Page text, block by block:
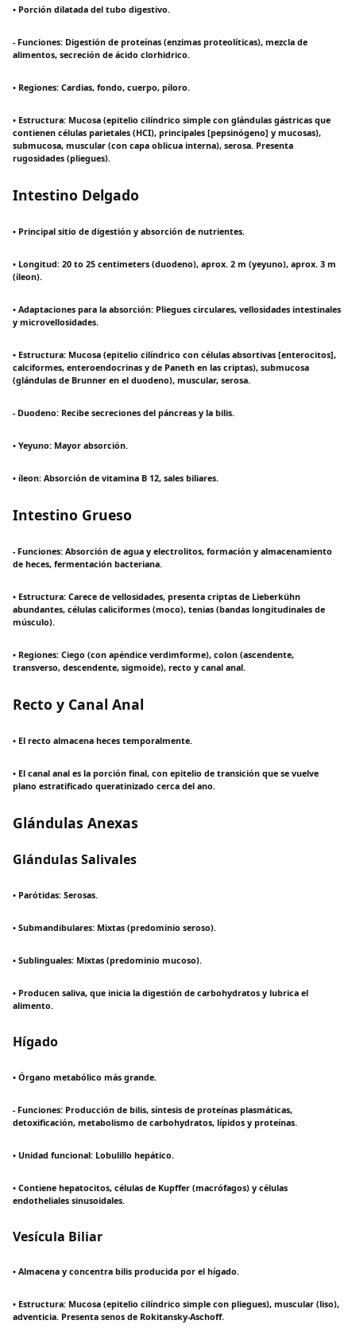
• Porción dilatada del tubo digestivo.
- Funciones: Digestión de proteínas (enzimas proteolíticas), mezcla de
alimentos, secreción de ácido clorhidrico.
• Regiones: Cardias, fondo, cuerpo, píloro.
• Estructura: Mucosa (epitelio cilíndrico simple con glándulas gástricas que
contienen células parietales (HCI), principales [pepsinógeno] y mucosas),
submucosa, muscular (con capa oblicua interna), serosa. Presenta
rugosidades (pliegues).
Intestino Delgado
• Principal sitio de digestión y absorción de nutrientes.
• Longitud: 20 to 25 centimeters (duodeno), aprox. 2 m (yeyuno), aprox. 3 m
(íleon).
• Adaptaciones para la absorción: Pliegues circulares, vellosidades intestinales
y microvellosidades.
• Estructura: Mucosa (epitelio cilíndrico con células absortivas [enterocitos],
calciformes, enteroendocrinas y de Paneth en las criptas), submucosa
(glándulas de Brunner en el duodeno), muscular, serosa.
- Duodeno: Recibe secreciones del páncreas y la bilis.
• Yeyuno: Mayor absorción.
• íleon: Absorción de vitamina B 12, sales biliares.
Intestino Grueso
- Funciones: Absorción de agua y electrolitos, formación y almacenamiento
de heces, fermentación bacteriana.
• Estructura: Carece de vellosidades, presenta criptas de Lieberkühn
abundantes, células caliciformes (moco), tenias (bandas longitudinales de
músculo).
• Regiones: Ciego (con apéndice verdimforme), colon (ascendente,
transverso, descendente, sigmoide), recto y canal anal.
Recto y Canal Anal
• El recto almacena heces temporalmente.
• El canal anal es la porción final, con epitelio de transición que se vuelve
plano estratificado queratinizado cerca del ano.
Glándulas Anexas
Glándulas Salivales
• Parótidas: Serosas.
• Submandibulares: Mixtas (predominio seroso).
• Sublinguales: Mixtas (predominio mucoso).
• Producen saliva, que inicia la digestión de carbohydratos y lubrica el
alimento.
Hígado
• Órgano metabólico más grande.
- Funciones: Producción de bilis, síntesis de proteínas plasmáticas,
detoxificación, metabolismo de carbohydratos, lípidos y proteínas.
• Unidad funcional: Lobulillo hepático.
• Contiene hepatocitos, células de Kupffer (macrófagos) y células
endotheliales sinusoidales.
Vesícula Biliar
• Almacena y concentra bilis producida por el hígado.
• Estructura: Mucosa (epitelio cilíndrico simple con pliegues), muscular (liso),
adventicia. Presenta senos de Rokitansky-Aschoff.